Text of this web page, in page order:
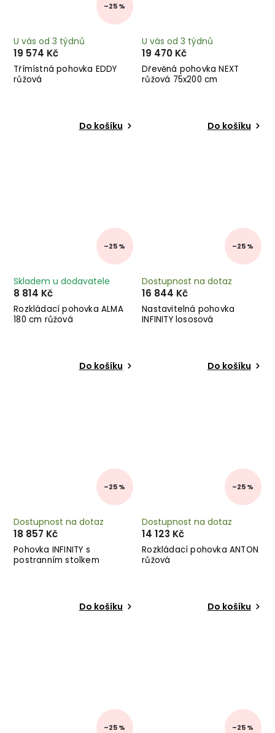
–25 %
Třímístná pohovka EDDY
růžová
U vás od 3 týdnů
19 574 Kč
Do košíku
Dřevěná pohovka NEXT
růžová 75x200 cm
U vás od 3 týdnů
19 470 Kč
Do košíku
–25 %
Rozkládací pohovka ALMA
180 cm růžová
Skladem u dodavatele
8 814 Kč
Do košíku
–25 %
Nastavitelná pohovka
INFINITY lososová
Dostupnost na dotaz
16 844 Kč
Do košíku
–25 %
Pohovka INFINITY s
postranním stolkem
Dostupnost na dotaz
18 857 Kč
Do košíku
–25 %
Rozkládací pohovka ANTON
růžová
Dostupnost na dotaz
14 123 Kč
Do košíku
–25 % –25 %